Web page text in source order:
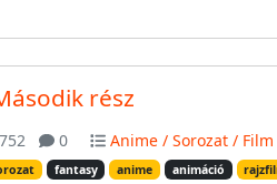
rész
0 Anime / Sorozat / Film
fantasy anime animáció